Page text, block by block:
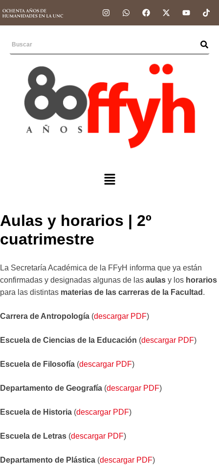
Aulas y horarios | 2º
cuatrimestre
La Secretaría Académica de la FFyH informa que ya están
confirmadas y designadas algunas de las aulas y los horarios
para las distintas materias de las carreras de la Facultad .
Carrera de Antropología (descargar PDF)
Escuela de Ciencias de la Educación (descargar PDF)
Escuela de Filosofía (descargar PDF)
Departamento de Geografía (descargar PDF)
Escuela de Historia (descargar PDF)
Escuela de Letras (descargar PDF)
Departamento de Plástica (descargar PDF)